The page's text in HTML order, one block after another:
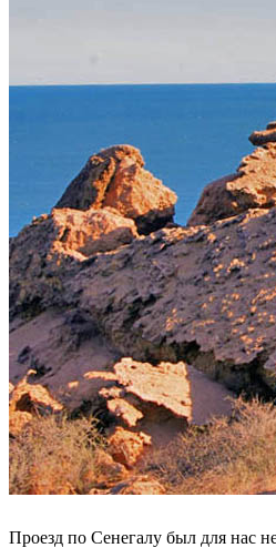
Проезд по Сенегалу был для нас